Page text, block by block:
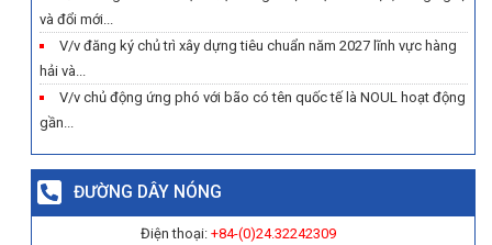
và đổi mới...
V/v đăng ký chủ trì xây dựng tiêu chuẩn năm 2027 lĩnh vực hàng
hải và...
V/v chủ động ứng phó với bão có tên quốc tế là NOUL hoạt động
gần...
ĐƯỜNG DÂY NÓNG
Điện thoại: +84-(0)24.32242309